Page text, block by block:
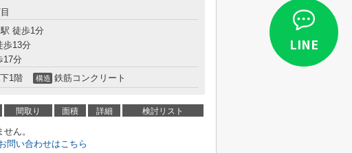
駅 徒歩1分
歩13分
17分
1階 構造 鉄筋コンクリート
間取り 面積 詳細 検討リスト
ん。
問い合わせはこちら
LINE